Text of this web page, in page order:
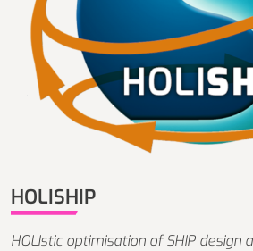
HOLISHIP
HOLIstic optimisation of SHIP design